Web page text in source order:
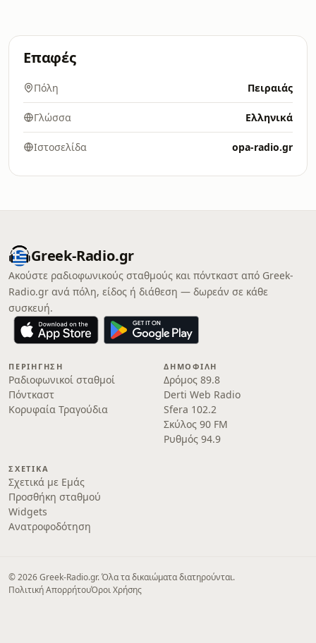
Επαφές
Πόλη Πειραιάς
Γλώσσα Ελληνικά
Ιστοσελίδα opa-radio.gr
Greek-Radio.gr
Ακούστε ραδιοφωνικούς σταθμούς και πόντκαστ από Greek-
Radio.gr ανά πόλη, είδος ή διάθεση — δωρεάν σε κάθε
συσκευή.
ΠΕΡΙΉΓΗΣΗ
Ραδιοφωνικοί σταθμοί
Πόντκαστ
Κορυφαία Τραγούδια
ΔΗΜΟΦΙΛΉ
Δρόμος 89.8
Derti Web Radio
Sfera 102.2
Σκύλος 90 FM
Ρυθμός 94.9
ΣΧΕΤΙΚΆ
Σχετικά με Εμάς
Προσθήκη σταθμού
Widgets
Ανατροφοδότηση
© 2026 Greek-Radio.gr. Όλα τα δικαιώματα διατηρούνται.
Πολιτική ΑπορρήτουΌροι Χρήσης